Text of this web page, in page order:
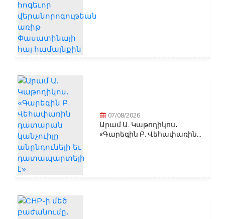
07/08/2026
Արամ Ա. Կաթողիկոս․
«Գարեգին Բ. Վեհափառին...